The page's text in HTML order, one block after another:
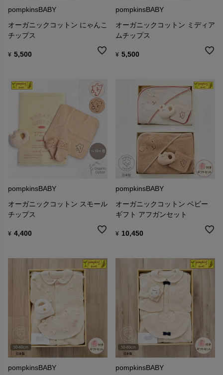
pompkinsBABY
オーガニックコットン にゃんこ
チップス
¥ 5,500
pompkinsBABY
オーガニックコットン ミディア
ムチップス
¥ 5,500
pompkinsBABY
オーガニックコットン スモール
チップス
¥ 4,400
pompkinsBABY
オーガニックコットン ベビー
ギフト アフガンセット
¥ 10,450
pompkinsBABY pompkinsBABY